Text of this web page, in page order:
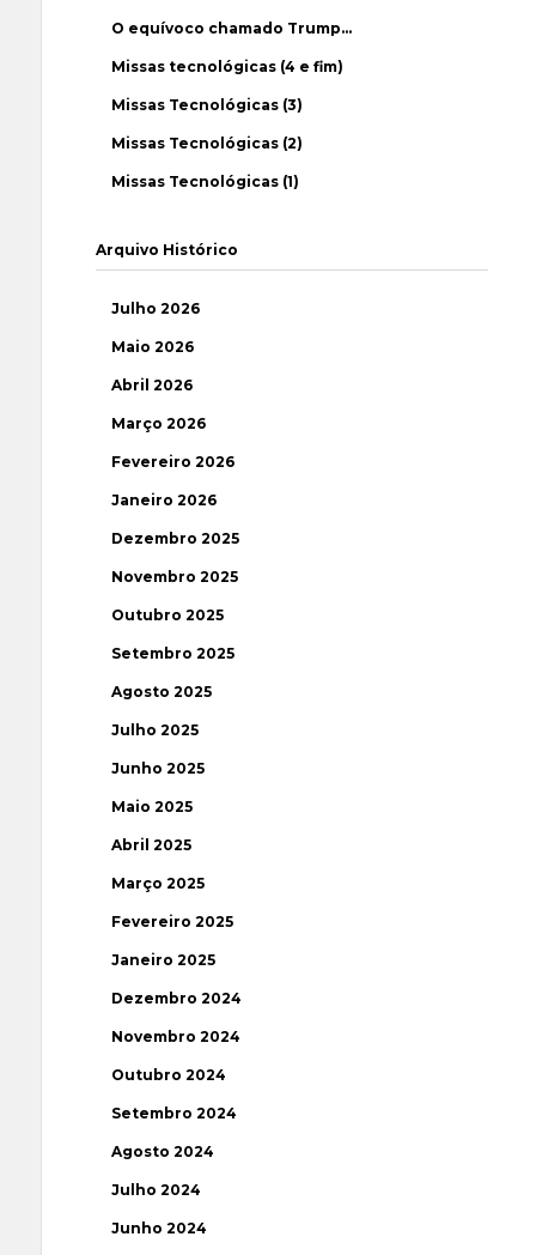
O equívoco chamado Trump…
Missas tecnológicas (4 e fim)
Missas Tecnológicas (3)
Missas Tecnológicas (2)
Missas Tecnológicas (1)
Arquivo Histórico
Julho 2026
Maio 2026
Abril 2026
Março 2026
Fevereiro 2026
Janeiro 2026
Dezembro 2025
Novembro 2025
Outubro 2025
Setembro 2025
Agosto 2025
Julho 2025
Junho 2025
Maio 2025
Abril 2025
Março 2025
Fevereiro 2025
Janeiro 2025
Dezembro 2024
Novembro 2024
Outubro 2024
Setembro 2024
Agosto 2024
Julho 2024
Junho 2024